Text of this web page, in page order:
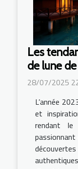
Les
de lune
28/07/2025
L’année
et
rendant